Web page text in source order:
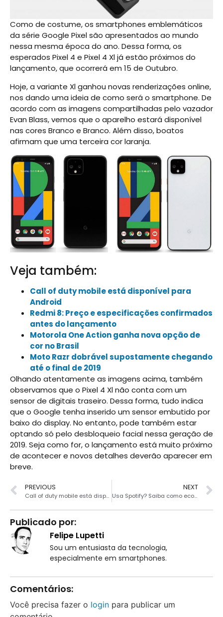
Como de costume, os smartphones emblemáticos
da série Google Pixel são apresentados ao mundo
nessa mesma época do ano. Dessa forma, os
esperados Pixel 4 e Pixel 4 Xl já estão próximos do
lançamento, que ocorrerá em 15 de Outubro.
Hoje, a variante Xl ganhou novas renderizações online,
nos dando uma ideia de como será o smartphone. De
acordo com as imagens compartilhadas pelo vazador
Evan Blass, vemos que o aparelho estará disponível
nas cores Branco e Branco. Além disso, boatos
afirmam que uma terceira cor laranja.
Veja também:
Call of duty mobile está disponível para
Android
Redmi 8: Preço e especificações confirmados
antes do lançamento
Motorola One Action ganha nova opção de
cor no Brasil
Moto Razr dobrável supostamente chegando
até o final de 2019
Olhando atentamente as imagens acima, também
observamos que o Pixel 4 Xl não conta com um
sensor de digitais traseiro. Dessa forma, tudo indica
que o Google tenha inserido um sensor embutido por
baixo do display. No entanto, pode também estar
optando só pelo desbloqueio facial nessa geração de
2019. Seja como for, o lançamento está muito próximo
de acontecer e novos detalhes deverão aparecer em
breve.
PREVIOUS
Call of duty mobile está disponível para Android
NEXT
Usa Spotify? Saiba como economizar dados ao usar o app
Publicado por:
Felipe Lupetti
Sou um entusiasta da tecnologia,
especialmente em smartphones.
Comentários:
Você precisa fazer o login para publicar um